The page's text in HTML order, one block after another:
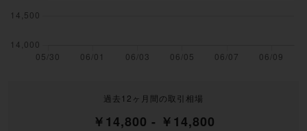
過去12ヶ月間の取引相場
￥14,800 - ￥14,800